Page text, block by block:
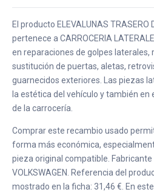
El producto ELEVALUNAS TRASERO
pertenece a CARROCERIA
en reparaciones de golpes laterales,
sustitución de puertas, aletas,
guarnecidos exteriores. Las piezas
la estética del vehículo y también en
de la carrocería.
Comprar este recambio usado
forma más económica,
pieza original compatible.
VOLKSWAGEN. Referencia del
mostrado en la ficha: 31,46 €. En